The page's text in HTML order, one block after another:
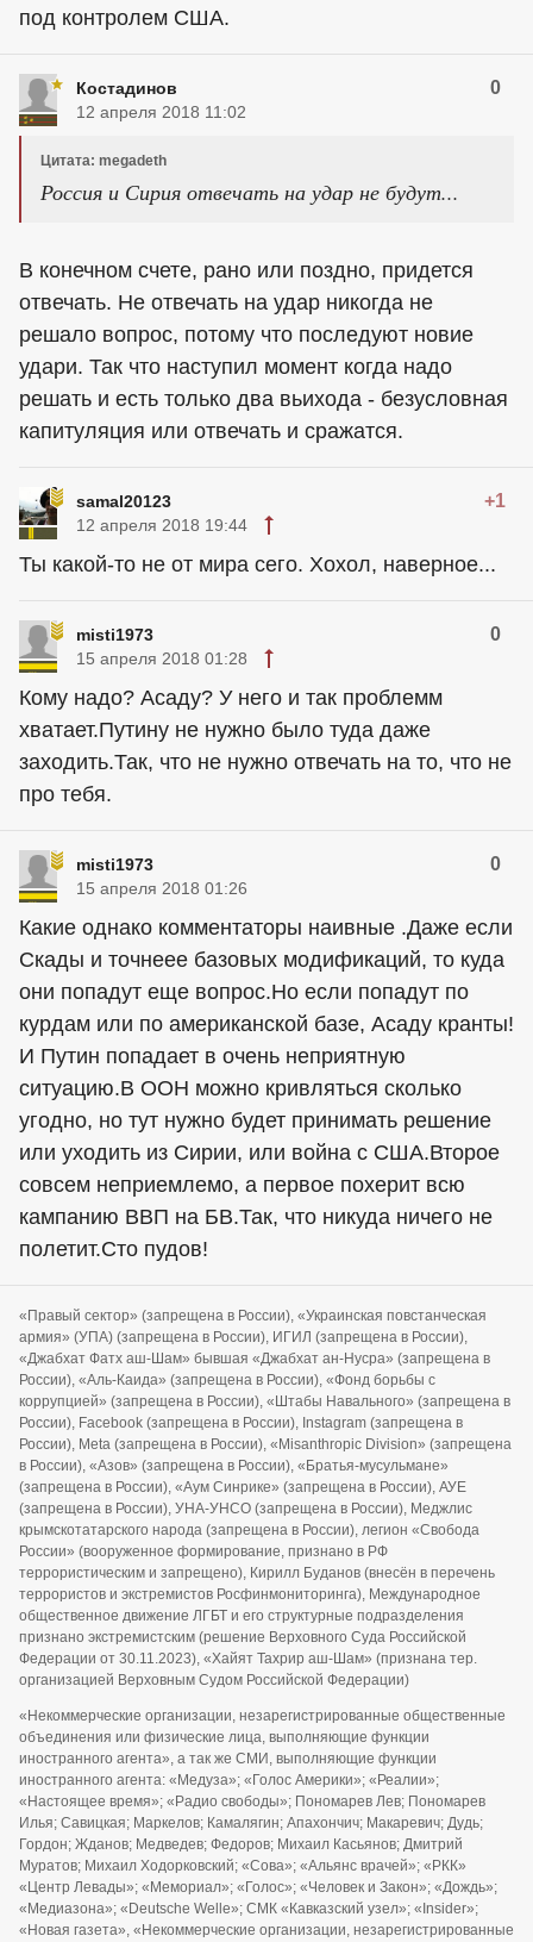
под контролем США.
Костадинов 0
12 апреля 2018 11:02
Цитата: megadeth
Россия и Сирия отвечать на удар не будут...
В конечном счете, рано или поздно, придется
отвечать. Не отвечать на удар никогда не
решало вопрос, потому что последуют новие
удари. Так что наступил момент когда надо
решать и есть только два вьихода - безусловная
капитуляция или отвечать и сражатся.
samal20123 +1
12 апреля 2018 19:44
Ты какой-то не от мира сего. Хохол, наверное...
misti1973 0
15 апреля 2018 01:28
Кому надо? Асаду? У него и так проблемм
хватает.Путину не нужно было туда даже
заходить.Так, что не нужно отвечать на то, что не
про тебя.
misti1973 0
15 апреля 2018 01:26
Какие однако комментаторы наивные .Даже если
Скады и точнеее базовых модификаций, то куда
они попадут еще вопрос.Но если попадут по
курдам или по американской базе, Асаду кранты!
И Путин попадает в очень неприятную
ситуацию.В ООН можно кривляться сколько
угодно, но тут нужно будет принимать решение
или уходить из Сирии, или война с США.Второе
совсем неприемлемо, а первое похерит всю
кампанию ВВП на БВ.Так, что никуда ничего не
полетит.Сто пудов!
«Правый сектор» (запрещена в России), «Украинская повстанческая
армия» (УПА) (запрещена в России), ИГИЛ (запрещена в России),
«Джабхат Фатх аш-Шам» бывшая «Джабхат ан-Нусра» (запрещена в
России), «Аль-Каида» (запрещена в России), «Фонд борьбы с
коррупцией» (запрещена в России), «Штабы Навального» (запрещена в
России), Facebook (запрещена в России), Instagram (запрещена в
России), Meta (запрещена в России), «Misanthropic Division» (запрещена
в России), «Азов» (запрещена в России), «Братья-мусульмане»
(запрещена в России), «Аум Синрике» (запрещена в России), АУЕ
(запрещена в России), УНА-УНСО (запрещена в России), Меджлис
крымскотатарского народа (запрещена в России), легион «Свобода
России» (вооруженное формирование, признано в РФ
террористическим и запрещено), Кирилл Буданов (внесён в перечень
террористов и экстремистов Росфинмониторинга), Международное
общественное движение ЛГБТ и его структурные подразделения
признано экстремистским (решение Верховного Суда Российской
Федерации от 30.11.2023), «Хайят Тахрир аш-Шам» (признана тер.
организацией Верховным Судом Российской Федерации)
«Некоммерческие организации, незарегистрированные общественные
объединения или физические лица, выполняющие функции
иностранного агента», а так же СМИ, выполняющие функции
иностранного агента: «Медуза»; «Голос Америки»; «Реалии»;
«Настоящее время»; «Радио свободы»; Пономарев Лев; Пономарев
Илья; Савицкая; Маркелов; Камалягин; Апахончич; Макаревич; Дудь;
Гордон; Жданов; Медведев; Федоров; Михаил Касьянов; Дмитрий
Муратов; Михаил Ходорковский; «Сова»; «Альянс врачей»; «РКК»
«Центр Левады»; «Мемориал»; «Голос»; «Человек и Закон»; «Дождь»;
«Медиазона»; «Deutsche Welle»; СМК «Кавказский узел»; «Insider»;
«Новая газета», «Некоммерческие организации, незарегистрированные